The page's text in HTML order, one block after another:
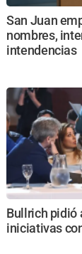
San Juan
nombres,
intendencias
Bullrich
iniciativas